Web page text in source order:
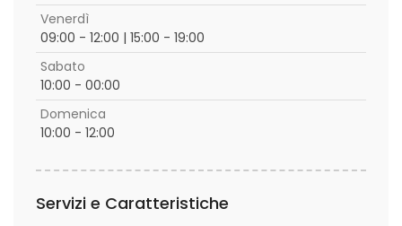
Venerdì
09:00 - 12:00 | 15:00 - 19:00
Sabato
10:00 - 00:00
Domenica
10:00 - 12:00
Servizi e Caratteristiche